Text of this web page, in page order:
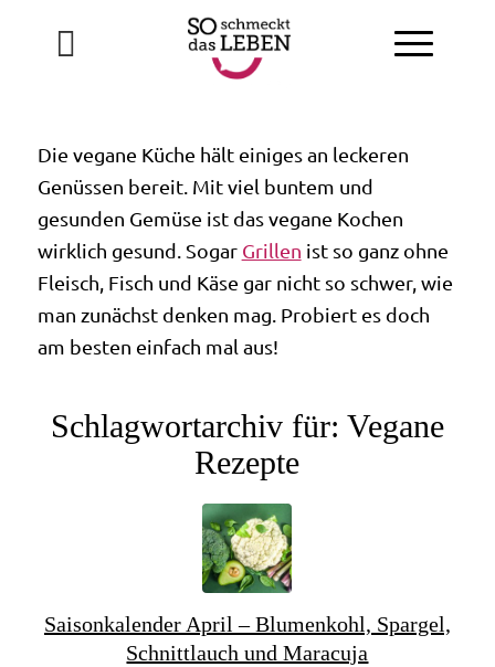
Die vegane Küche hält einiges an leckeren
Genüssen bereit. Mit viel buntem und
gesunden Gemüse ist das vegane Kochen
wirklich gesund. Sogar Grillen ist so ganz ohne
Fleisch, Fisch und Käse gar nicht so schwer, wie
man zunächst denken mag. Probiert es doch
am besten einfach mal aus!
Schlagwortarchiv für: Vegane
Rezepte
Saisonkalender April – Blumenkohl, Spargel,
Schnittlauch und Maracuja